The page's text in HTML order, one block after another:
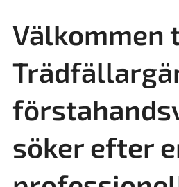
Välkommen
söker efter